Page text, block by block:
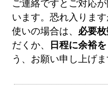
ご連絡ですとご対応
います。恐れ入りま
使いの場合は、 必要
だくか、
日程に余裕
う、お願い申し上げま